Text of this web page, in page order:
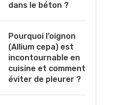
dans le béton ?
Pourquoi l’oignon
(Allium cepa) est
incontournable en
cuisine et comment
éviter de pleurer ?